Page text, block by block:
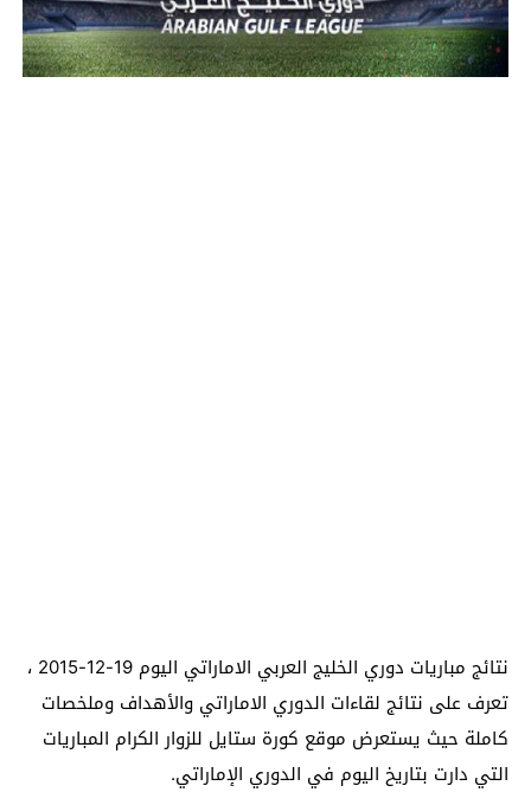
نتائج مباريات دوري الخليج العربي الاماراتي اليوم 19-12-2015 ،
تعرف على نتائج لقاءات الدوري الاماراتي والأهداف وملخصات
كاملة حيث يستعرض موقع كورة ستايل للزوار الكرام المباريات
التي دارت بتاريخ اليوم في الدوري الإماراتي.